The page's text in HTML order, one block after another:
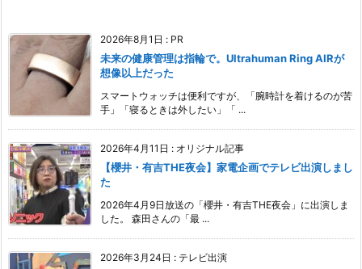
2026年8月1日 : PR
未来の健康管理は指輪で。Ultrahuman Ring AIRが
想像以上だった
スマートウォッチは便利ですが、「腕時計を着けるのが苦
手」「寝るときは外したい」「 ...
2026年4月11日 : オリジナル記事
【櫻井・有吉THE夜会】家電企画でテレビ出演しまし
た
2026年4月9日放送の「櫻井・有吉THE夜会」に出演しま
した。 森田さんの「最 ...
2026年3月24日 : テレビ出演